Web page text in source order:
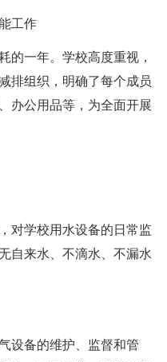
工作
的一年。学校高度重视，
排组织，明确了每个成员
办公用品等，为全面开展
对学校用水设备的日常监
自来水、不滴水、不漏水
设备的维护、监督和管